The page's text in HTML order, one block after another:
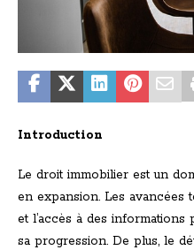
Introduction
Le droit immobilier est un
en expansion. Les avancées
et l’accès à des
sa progression. De plus, le